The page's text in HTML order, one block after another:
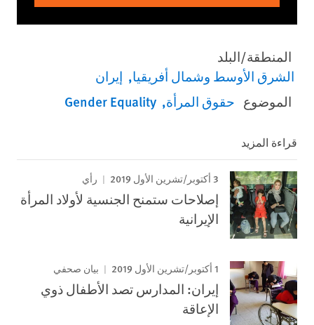
المنطقة/البلد
الشرق الأوسط وشمال أفريقيا إيران
الموضوع حقوق المرأة Gender Equality
قراءة المزيد
3 أكتوبر/تشرين الأول 2019 رأي
إصلاحات ستمنح الجنسية لأولاد المرأة
الإيرانية
1 أكتوبر/تشرين الأول 2019 بيان صحفي
إيران: المدارس تصد الأطفال ذوي
الإعاقة